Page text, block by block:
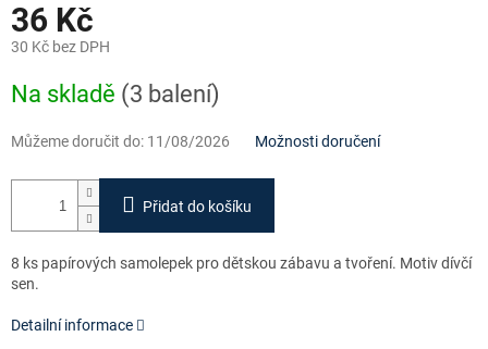
36 Kč
30 Kč bez DPH
cena:
Na skladě (3 balení)
Můžeme doručit do: 11/08/2026 Možnosti doručení
Přidat do košíku
8 ks papírových samolepek pro dětskou zábavu a tvoření. Motiv dívčí
sen.
Detailní informace